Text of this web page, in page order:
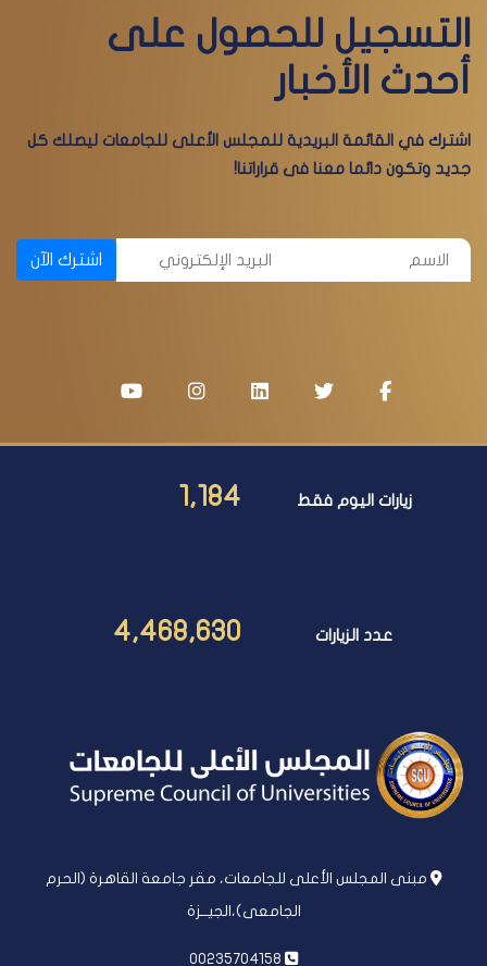
التسجيل للحصول على
أحدث الأخبار
اشترك في القائمة البريدية للمجلس الأعلى للجامعات ليصلك كل
جديد وتكون دائما معنا فى قراراتنا!
اشترك الآن
زيارات اليوم فقط 1,184
عدد الزيارات 4,468,630
مبنى المجلس الأعلى للجامعات، مقر جامعة القاهرة (الحرم
الجامعى)،الجيــزة